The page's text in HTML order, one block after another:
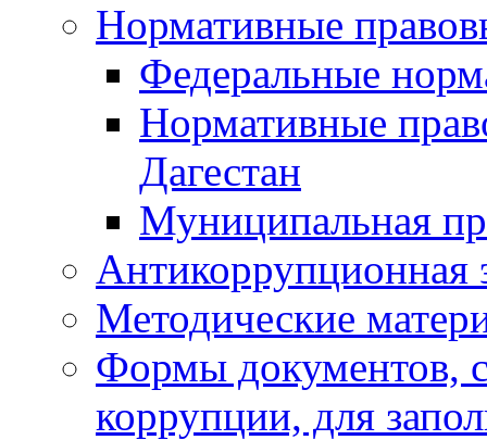
Нормативные
Федеральные
Нормативные
Дагестан
Муниципальная
Антикоррупционная
Методические
Формы документов,
коррупции, для